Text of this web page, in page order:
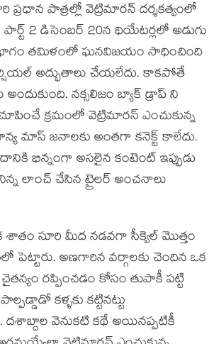
పాత్రల్లో వెట్రిమారన్ దర్శకత్వంలో
2 డిసెంబర్ 20న థియేటర్లలో అడుగు
భాగం తమిళంలో ఘనవిజయం సాధించింది
అద్భుతాలు చేయలేదు. కాకపోతే
అందుకుంది. నక్సలిజం బ్యాక్ డ్రాప్ ని
క్రమంలో వెట్రిమారన్ ఎంచుకున్న
మాస్ జనాలకు అంతగా కనెక్ట్ కాలేదు.
భిన్నంగా అసలైన కంటెంట్ ఇప్పుడు
లాంచ్ చేసిన ట్రైలర్ అంచనాలు
శాతం సూరి మీద నడవగా సీక్వెల్ మొత్తం
అణగారిన వర్గాలకు చెందిన ఒక
రప్పించడం కోసం తుపాకీ పట్టి
కళ్ళకు కట్టినట్టు
దశాబ్దాల వెనుకటి కథే అయినప్పటికీ